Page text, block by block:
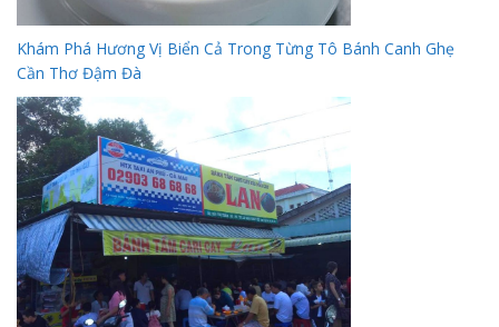
Khám Phá Hương Vị Biển Cả Trong Từng Tô Bánh Canh Ghẹ
Cần Thơ Đậm Đà